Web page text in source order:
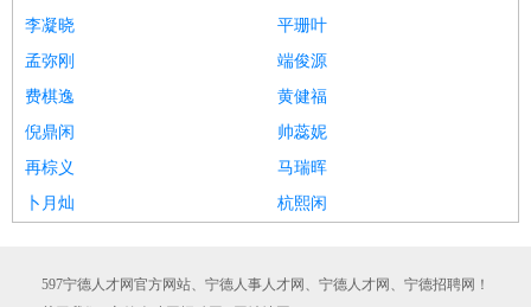
李凝晓
平珊叶
孟弥刚
端俊源
费棋逸
黄健福
倪鼎闲
帅蕊妮
再棕义
马瑞晖
卜月灿
杭熙闲
597宁德人才网官方网站、宁德人事人才网、宁德人才网、宁德招聘网！